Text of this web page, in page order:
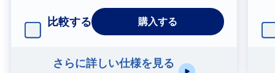
比較する 購入する
さらに詳しい仕様を見る